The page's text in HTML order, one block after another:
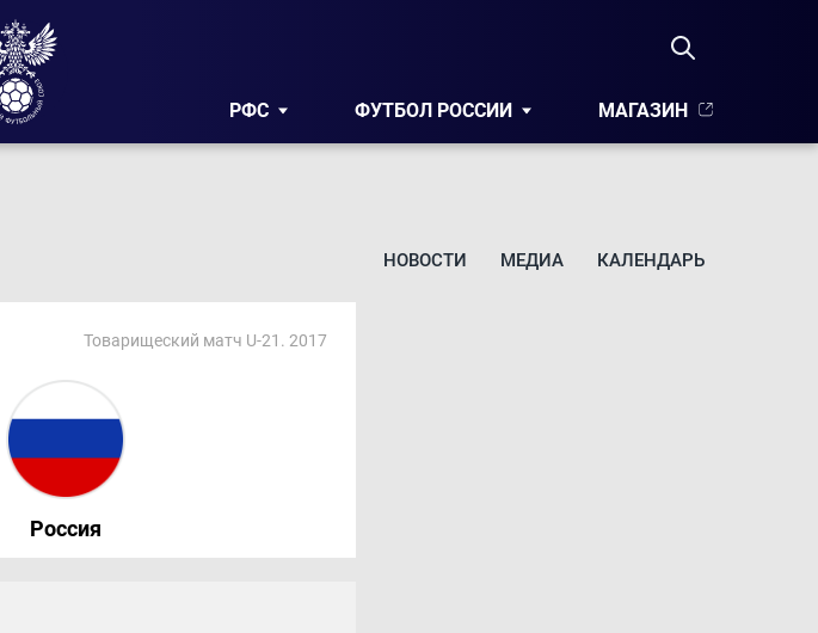
РФС ФУТБОЛ РОССИИ МАГАЗИН
НОВОСТИ МЕДИА КАЛЕНДАРЬ
Товарищеский матч U-21. 2017
Россия